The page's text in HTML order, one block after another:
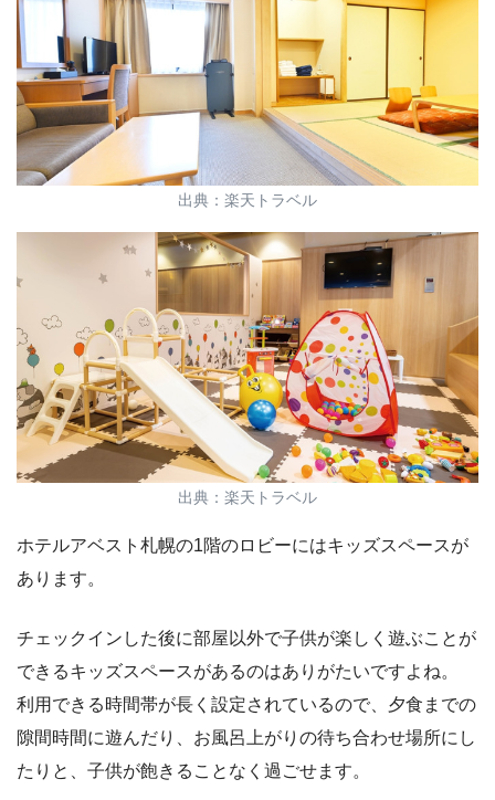
出典：楽天トラベル
出典：楽天トラベル
ホテルアベスト札幌の1階のロビーにはキッズスペースが
あります。
チェックインした後に部屋以外で子供が楽しく遊ぶことが
できるキッズスペースがあるのはありがたいですよね。
利用できる時間帯が長く設定されているので、夕食までの
隙間時間に遊んだり、お風呂上がりの待ち合わせ場所にし
たりと、子供が飽きることなく過ごせます。